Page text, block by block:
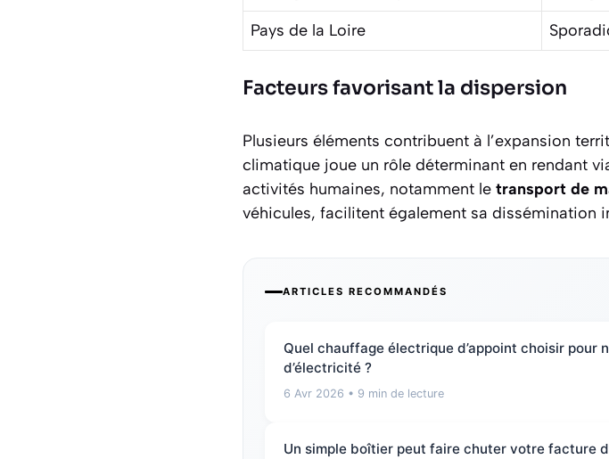
Pays de la Loire
Facteurs favorisant la dispersion
Plusieurs éléments contribuent à l’expansion
climatique joue un rôle déterminant en rendant
activités humaines, notamment le transport de
véhicules, facilitent également sa dissémination
ARTICLES RECOMMANDÉS
Quel chauffage électrique d’appoint choisir pour
d’électricité ?
6 Avr 2026 • 9 min de lecture
Un simple boîtier peut faire chuter votre facture